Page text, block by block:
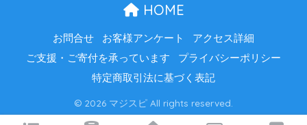
HOME
お問合せ お客様アンケート
アクセス詳細
ご支援・ご寄付を承っています
プライバシーポリシー
特定商取引法に基づく表記
© 2026 マジスピ All rights reserved.